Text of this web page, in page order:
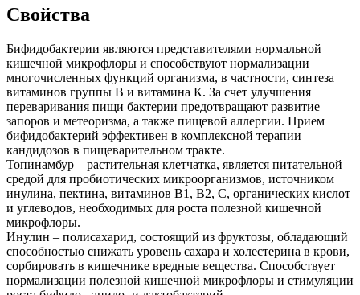
Свойства
Бифидобактерии являются представителями нормальной
кишечной микрофлоры и способствуют нормализации
многочисленных функций организма, в частности, синтеза
витаминов группы В и витамина К. За счет улучшения
переваривания пищи бактерии предотвращают развитие
запоров и метеоризма, а также пищевой аллергии. Прием
бифидобактерий эффективен в комплексной терапии
кандидозов в пищеварительном тракте.
Топинамбур – растительная клетчатка, является питательной
средой для пробиотических микроорганизмов, источником
инулина, пектина, витаминов В1, В2, С, органических кислот
и углеводов, необходимых для роста полезной кишечной
микрофлоры.
Инулин – полисахарид, состоящий из фруктозы, обладающий
способностью снижать уровень сахара и холестерина в крови,
сорбировать в кишечнике вредные вещества. Способствует
нормализации полезной кишечной микрофлоры и стимуляции